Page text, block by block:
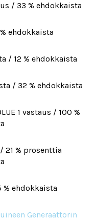
/ 33 % ehdokkaista
ehdokkaista
/ 12 % ehdokkaista
/ 32 % ehdokkaista
1 vastaus / 100 %
21 % prosenttia
% ehdokkaista
Generaattorin